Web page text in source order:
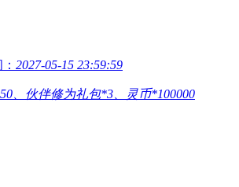
2027-05-15 23:59:59
、伙伴修为礼包*3、灵币*100000